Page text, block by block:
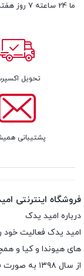
ما 24 ساعته 7 روز هفته پاسخگوی شما هستیم.
تحویل
پشتیبانی
فروشگاه اینترنتی
درباره امید یدک
امید یدک فعالیت خود
های هیوندا و کیا و
از سال